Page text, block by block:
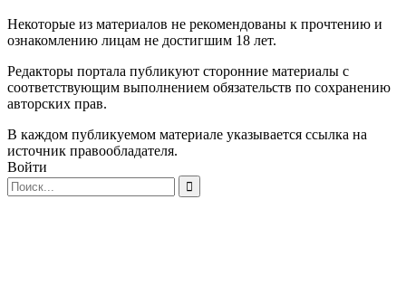
Некоторые из материалов не рекомендованы к прочтению и
ознакомлению лицам не достигшим 18 лет.
Редакторы портала публикуют сторонние материалы с
соответствующим выполнением обязательств по сохранению
авторских прав.
В каждом публикуемом материале указывается ссылка на
источник правообладателя.
Войти